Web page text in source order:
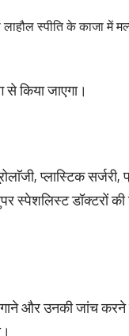
स्पीति के काजा में
किया जाएगा।
प्लास्टिक सर्जरी,
स्पेशलिस्ट डॉक्टरों
और उनकी जांच